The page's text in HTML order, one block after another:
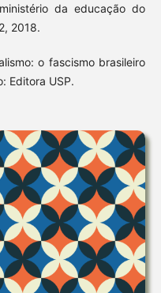
da educação do
2018.
o fascismo brasileiro
Editora USP.